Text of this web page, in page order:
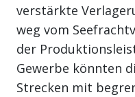
verstärkte
weg vom
der
Gewerbe könnten
Strecken mit